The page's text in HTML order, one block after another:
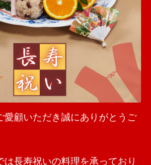
愛顧いただき誠にありがとうご
は長寿祝いの料理を承っており